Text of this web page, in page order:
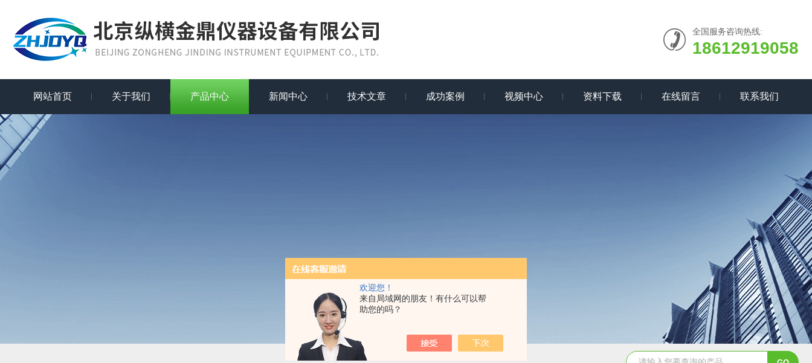
欢迎您！
来自局域网的朋友！有什么可以帮
助您的吗？
全国服务咨询热线:
18612919058
网站首页 关于我们 产品中心 新闻中心 技术文章 成功案例 视频中心 资料下载 在线留言 联系我们